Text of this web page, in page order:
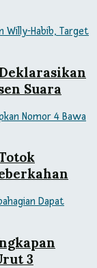
Suara
3